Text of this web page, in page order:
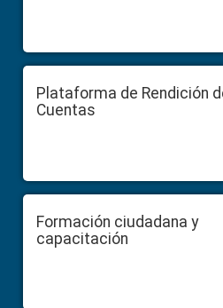
Plataforma de Rendición
Cuentas
Formación ciudadana y
capacitación